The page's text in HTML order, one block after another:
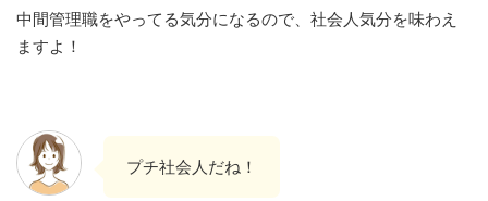
中間管理職をやってる気分になるので、社会人気分を味わえ
ますよ！
プチ社会人だね！